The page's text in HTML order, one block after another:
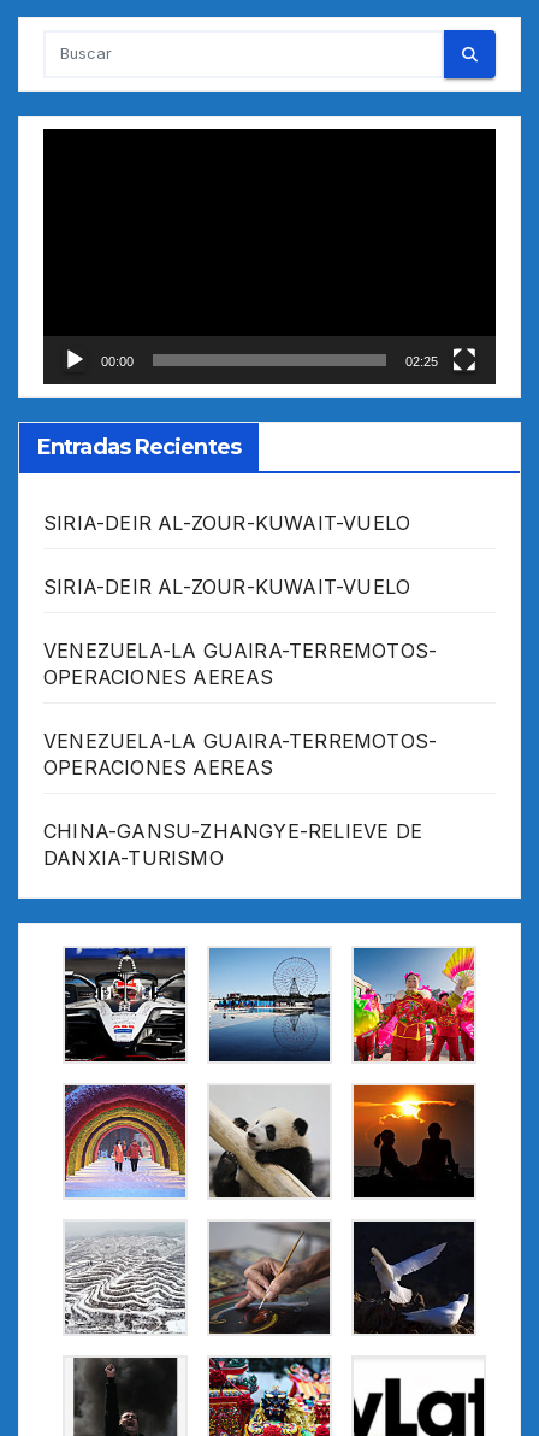
00:00 02:25
Entradas Recientes
SIRIA-DEIR AL-ZOUR-KUWAIT-VUELO
SIRIA-DEIR AL-ZOUR-KUWAIT-VUELO
VENEZUELA-LA GUAIRA-TERREMOTOS-
OPERACIONES AEREAS
VENEZUELA-LA GUAIRA-TERREMOTOS-
OPERACIONES AEREAS
CHINA-GANSU-ZHANGYE-RELIEVE DE
DANXIA-TURISMO